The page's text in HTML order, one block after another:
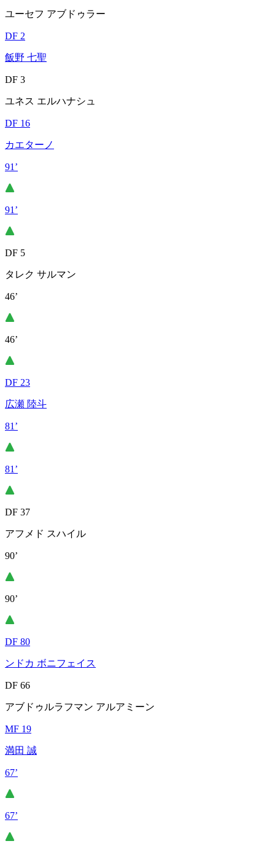
ユーセフ アブドゥラー
DF 2
飯野 七聖
DF 3
ユネス エルハナシュ
DF 16
カエターノ
91’
91’
DF 5
タレク サルマン
46’
46’
DF 23
広瀬 陸斗
81’
81’
DF 37
アフメド スハイル
90’
90’
DF 80
ンドカ ボニフェイス
DF 66
アブドゥルラフマン アルアミーン
MF 19
満田 誠
67’
67’